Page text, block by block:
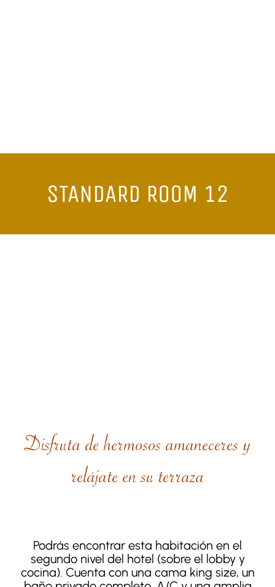
STANDARD ROOM 12
Disfruta de hermosos amaneceres y
relájate en su terraza
Podrás encontrar esta habitación en el
segundo nivel del hotel (sobre el lobby y
cocina). Cuenta con una cama king size, un